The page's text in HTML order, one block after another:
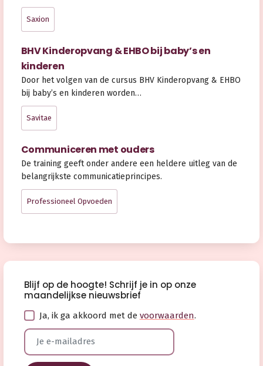
Saxion
BHV Kinderopvang & EHBO bij baby’s en
kinderen
Door het volgen van de cursus BHV Kinderopvang & EHBO
bij baby’s en kinderen worden…
Savitae
Communiceren met ouders
De training geeft onder andere een heldere uitleg van de
belangrijkste communicatieprincipes.
Professioneel Opvoeden
Blijf op de hoogte! Schrijf je in op onze
maandelijkse nieuwsbrief
Ja, ik ga akkoord met de voorwaarden.